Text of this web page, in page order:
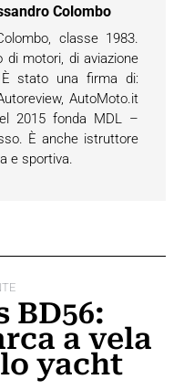
Colombo
classe 1983.
di motori, di aviazione
stato una firma di:
AutoMoto.it
2015 fonda MDL –
È anche istruttore
e sportiva.
BD56:
a vela
yacht